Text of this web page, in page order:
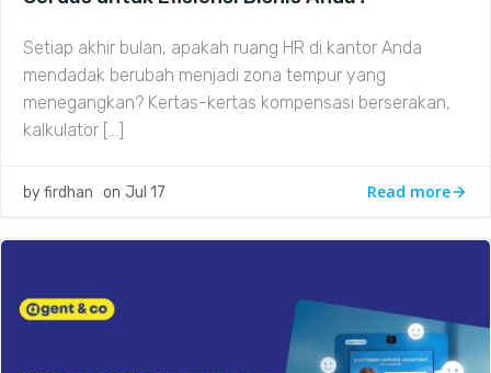
Setiap akhir bulan, apakah ruang HR di kantor Anda
mendadak berubah menjadi zona tempur yang
menegangkan? Kertas-kertas kompensasi berserakan,
kalkulator […]
by firdhan on Jul 17 Read more